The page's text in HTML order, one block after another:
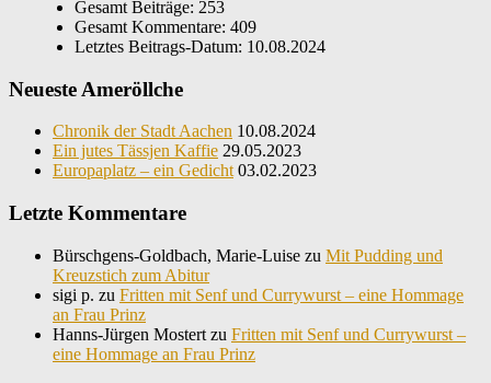
Gesamt Beiträge: 253
Gesamt Kommentare: 409
Letztes Beitrags-Datum: 10.08.2024
Neueste Ameröllche
Chronik der Stadt Aachen 10.08.2024
Ein jutes Tässjen Kaffie 29.05.2023
Europaplatz – ein Gedicht 03.02.2023
Letzte Kommentare
Bürschgens-Goldbach, Marie-Luise zu Mit Pudding und
Kreuzstich zum Abitur
sigi p. zu Fritten mit Senf und Currywurst – eine Hommage
an Frau Prinz
Hanns-Jürgen Mostert zu Fritten mit Senf und Currywurst –
eine Hommage an Frau Prinz